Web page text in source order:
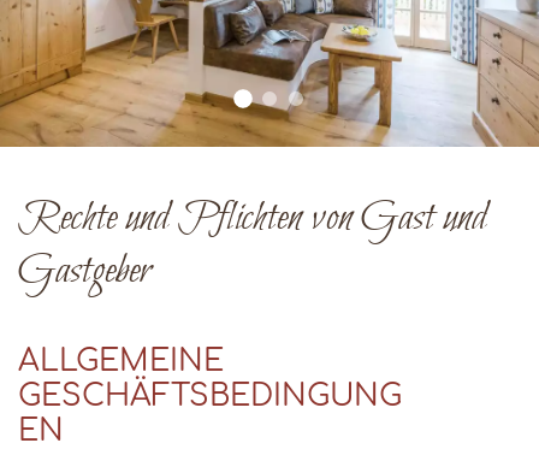
Rechte und Pflichten von Gast und
Gastgeber
ALLGEMEINE
GESCHÄFTSBEDINGUNG
EN